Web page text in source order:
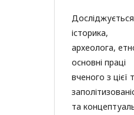
історика,
археолога,
основні праці
вченого з
та